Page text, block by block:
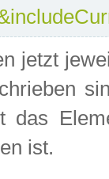
jetzt
das
ist.